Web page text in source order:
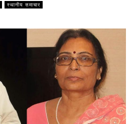
स्थानीय समाचार